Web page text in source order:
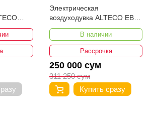
Электрическая
воздуходувка ALTECO EB
650
В наличии
Рассрочка
250 000 сум
311 250 сум
Купить сразу